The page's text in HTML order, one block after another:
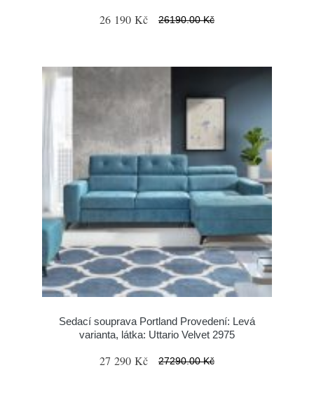
26 190 Kč 26190.00 Kč
Sedací souprava Portland Provedení: Levá
varianta, látka: Uttario Velvet 2975
27 290 Kč 27290.00 Kč